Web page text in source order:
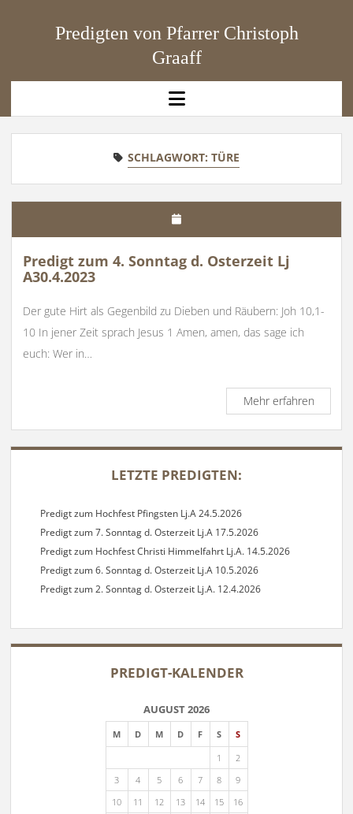
Predigten von Pfarrer Christoph
Graaff
open
menu
SCHLAGWORT: TÜRE
Predigt zum 4. Sonntag d. Osterzeit Lj
A30.4.2023
Der gute Hirt als Gegenbild zu Dieben und Räubern: Joh 10,1-
10 In jener Zeit sprach Jesus 1 Amen, amen, das sage ich
euch: Wer in…
Mehr erfahrenPredigt
zum
4.
Sonntag
SIDEBAR
LETZTE PREDIGTEN:
Predigt zum Hochfest Pfingsten Lj.A 24.5.2026
Predigt zum 7. Sonntag d. Osterzeit Lj.A 17.5.2026
Predigt zum Hochfest Christi Himmelfahrt Lj.A. 14.5.2026
Predigt zum 6. Sonntag d. Osterzeit Lj.A 10.5.2026
Predigt zum 2. Sonntag d. Osterzeit Lj.A. 12.4.2026
PREDIGT-KALENDER
AUGUST 2026
M D M D F S
S
1
2
3
4 5 6 7 8
9
10
11 12 13 14 15
16